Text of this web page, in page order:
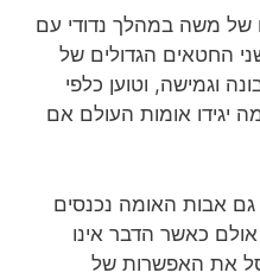
של משה במהלך נדודי עם
החטאים הגדולים של
וגמישה, וטוען כלפי
יגידו אומות העולם אם
אבות האומה נכנסים
כאשר הדבר אינו
את האפשרות של